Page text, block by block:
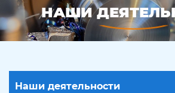
НАШИ
Наши деятельности